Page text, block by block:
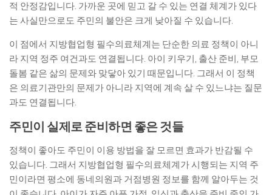
적 안정감입니다. 가까운 곳에 믿고 갈 수 있는 연결 체계가 있다
는 사실만으로도 주민의 불안은 크게 낮아질 수 있습니다.
이 점에서 지방협업형 필수의료체계는 단순한 의료 정책이 아니
라 지역 정주 여건과도 연결됩니다. 아이 키우기, 출산 준비, 부모
돌봄 같은 삶의 문제와 맞닿아 있기 때문입니다. 그래서 이 정책
은 의료기관만의 문제가 아니라 지역에 계속 살 수 있느냐는 질문
과도 연결됩니다.
주민이 실제로 준비하면 좋은 것들
정책이 좋아도 주민이 이용 방법을 잘 모르면 효과가 반감될 수
있습니다. 그래서 지방협업형 필수의료체계가 시행되는 지역 주
민이라면 평소에 동네의원과 거점병원 정보를 함께 알아두는 것